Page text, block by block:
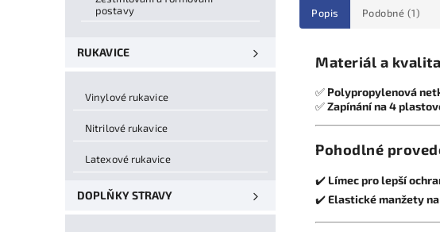
postavy
RUKAVICE
Vinylové rukavice
Nitrilové rukavice
Latexové rukavice
DOPLŇKY STRAVY
Popis Podobné (1)
Materiál a kvalita
✅ Polypropylenová
✅Zapínání na 4
Pohodlné
✔️ Límec pro lepší
✔️Elastické manžety